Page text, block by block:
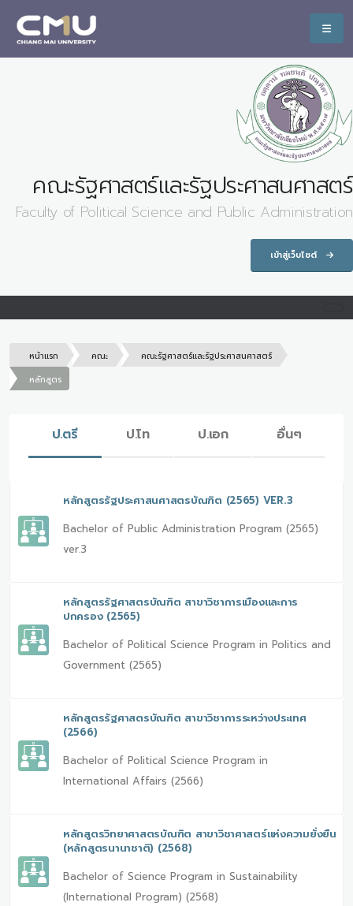
คณะรัฐศาสตร์และรัฐประศาสนศาสตร์
Faculty of Political Science and Public Administration
เข้าสู่เว็บไซต์
หน้าแรก คณะ
คณะรัฐศาสตร์และรัฐประศาสนศาสตร์
หลักสูตร
ป.ตรี ป.โท ป.เอก อื่นๆ
หลักสูตรรัฐประศาสนศาสตรบัณฑิต (2565) VER.3
Bachelor of Public Administration Program (2565)
ver.3
หลักสูตรรัฐศาสตรบัณฑิต สาขาวิชาการเมืองและการ
ปกครอง (2565)
Bachelor of Political Science Program in Politics and
Government (2565)
หลักสูตรรัฐศาสตรบัณฑิต สาขาวิชาการระหว่างประเทศ
(2566)
Bachelor of Political Science Program in
International Affairs (2566)
หลักสูตรวิทยาศาสตรบัณฑิต สาขาวิชาศาสตร์แห่งความยั่งยืน
(หลักสูตรนานาชาติ) (2568)
Bachelor of Science Program in Sustainability
(International Program) (2568)